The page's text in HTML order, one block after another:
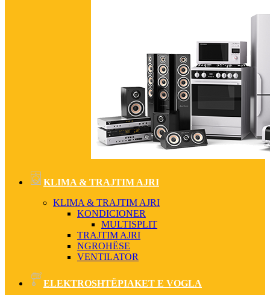
KLIMA & TRAJTIM AJRI
KLIMA & TRAJTIM AJRI
KONDICIONER
MULTISPLIT
TRAJTIM AJRI
NGROHËSE
VENTILATOR
ELEKTROSHTËPIAKET E VOGLA